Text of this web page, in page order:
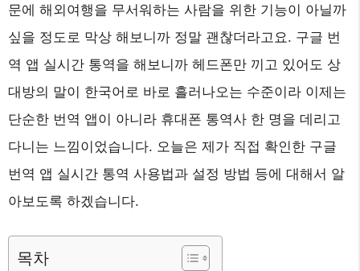
문에 해외여행을 무서워하는 사람을 위한 기능이 아닐까
싶을 정도로 막상 해보니까 정말 괜찮더라고요. 구글 번
역 앱 실시간 통역을 해보니까 헤드폰만 끼고 있어도 상
대방의 말이 한국어로 바로 흘러나오는 수준이라 이제는
단순한 번역 앱이 아니라 휴대폰 통역사 한 명을 데리고
다니는 느낌이었습니다. 오늘은 제가 직접 확인한 구글
번역 앱 실시간 통역 사용법과 설정 방법 등에 대해서 알
아보도록 하겠습니다.
목차